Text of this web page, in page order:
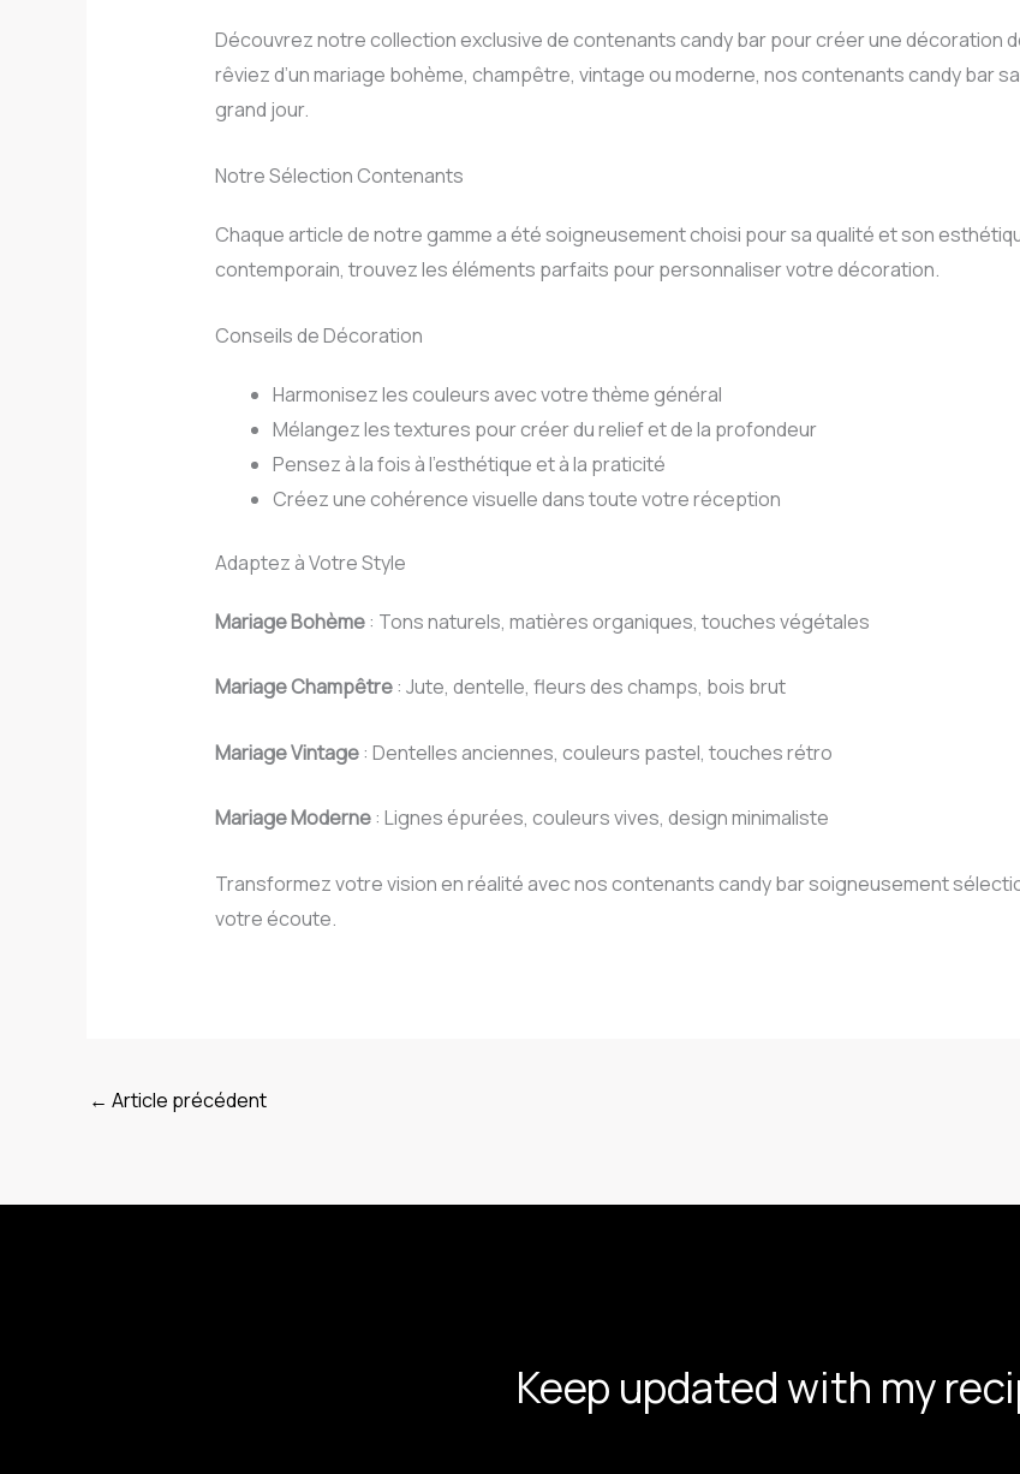
Découvrez notre collection exclusive de contenants candy bar pour créer une décoration
rêviez d’un mariage bohème, champêtre, vintage ou moderne, nos contenants candy bar
grand jour.
Notre Sélection Contenants
Chaque article de notre gamme a été soigneusement choisi pour sa qualité et son
contemporain, trouvez les éléments parfaits pour personnaliser votre décoration.
Conseils de Décoration
Harmonisez les couleurs avec votre thème général
Mélangez les textures pour créer du relief et de la profondeur
Pensez à la fois à l’esthétique et à la praticité
Créez une cohérence visuelle dans toute votre réception
Adaptez à Votre Style
Mariage Bohème: Tons naturels, matières organiques, touches végétales
Mariage Champêtre: Jute, dentelle, fleurs des champs, bois brut
Mariage Vintage: Dentelles anciennes, couleurs pastel, touches rétro
Mariage Moderne: Lignes épurées, couleurs vives, design minimaliste
Transformez votre vision en réalité avec nos contenants candy bar soigneusement
votre écoute.
← Article précédent
Keep updated with my